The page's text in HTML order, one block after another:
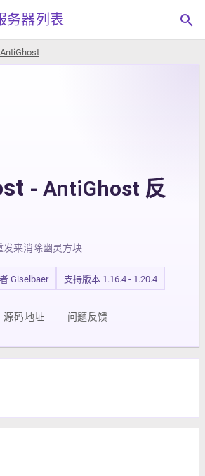
务器列表 search
AntiGhost
- AntiGhost 反
发来消除幽灵方块
Giselbaer 支持版本 1.16.4 - 1.20.4
源码地址 问题反馈